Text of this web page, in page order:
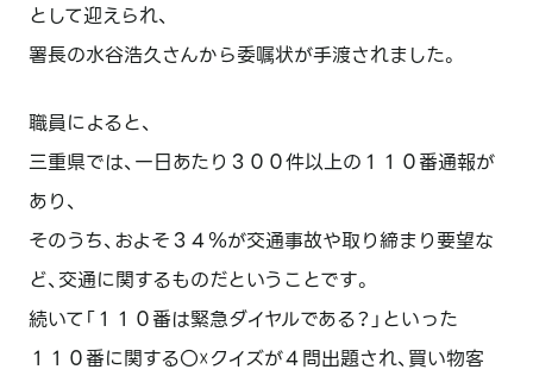
として迎えられ、
署長の水谷浩久さんから委嘱状が手渡されました。
職員によると、
三重県では、一日あたり３００件以上の１１０番通報が
あり、
そのうち、およそ３４％が交通事故や取り締まり要望な
ど、交通に関するものだということです。
続いて「１１０番は緊急ダイヤルである？」といった
１１０番に関する〇☓クイズが４問出題され、買い物客